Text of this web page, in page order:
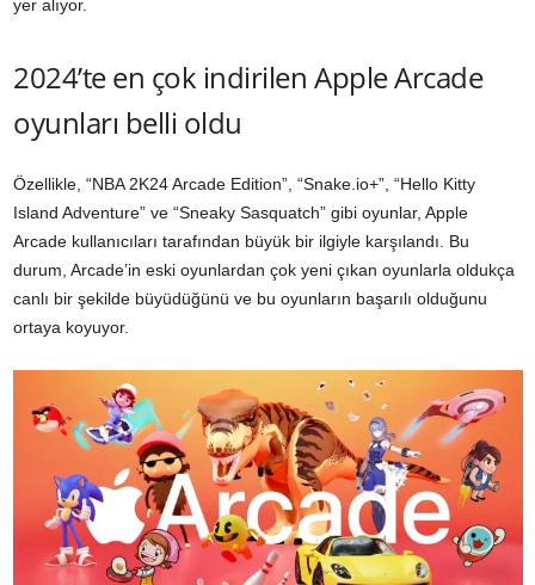
yer alıyor.
2024’te en çok indirilen Apple Arcade
oyunları belli oldu
Özellikle, “NBA 2K24 Arcade Edition”, “Snake.io+”, “Hello Kitty
Island Adventure” ve “Sneaky Sasquatch” gibi oyunlar, Apple
Arcade kullanıcıları tarafından büyük bir ilgiyle karşılandı. Bu
durum, Arcade’in eski oyunlardan çok yeni çıkan oyunlarla oldukça
canlı bir şekilde büyüdüğünü ve bu oyunların başarılı olduğunu
ortaya koyuyor.